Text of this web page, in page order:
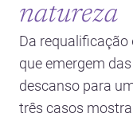
natureza
Da
que emergem
descanso para
três casos